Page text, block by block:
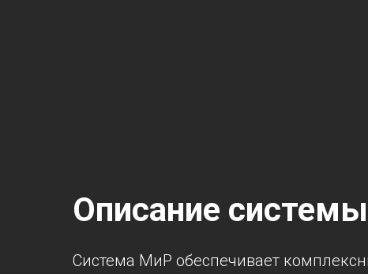
Описание
Система МиР обеспечивает